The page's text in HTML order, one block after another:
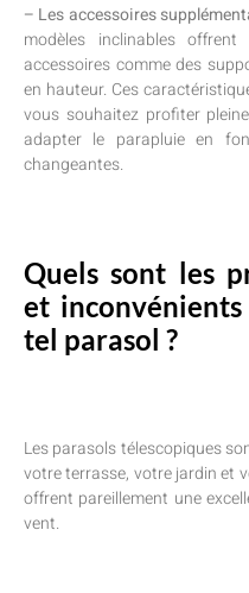
– Les accessoires
modèles inclinables
accessoires comme des
en hauteur. Ces
vous souhaitez profiter
adapter le parapluie en
changeantes.
Quels sont les
et inconvénients
tel parasol ?
Les parasols télescopiques
votre terrasse, votre jardin et
offrent pareillement une
vent.